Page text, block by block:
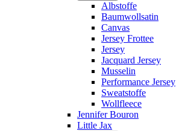
Albstoffe
Baumwollsatin
Canvas
Jersey Frottee
Jersey
Jacquard Jersey
Musselin
Performance Jersey
Sweatstoffe
Wollfleece
Jennifer Bouron
Little Jax